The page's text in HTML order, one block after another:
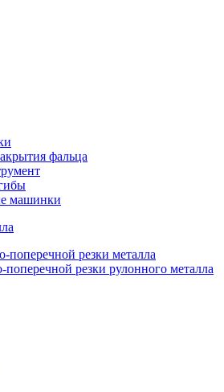
фальца
машинки
поперечной резки металла
резки рулонного металла